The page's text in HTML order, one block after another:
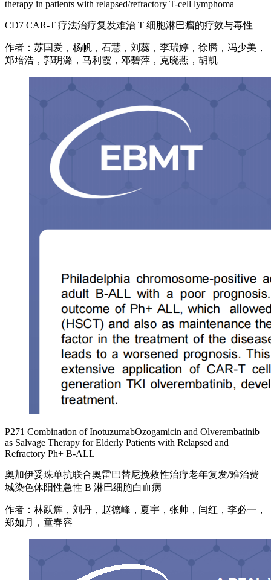
therapy in patients with relapsed/refractory T-cell lymphoma
CD7 CAR-T 疗法治疗复发难治 T 细胞淋巴瘤的疗效与毒性
作者：苏国爱，杨帆，石慧，刘蕊，李瑞婷，徐腾，冯少美，
郑培浩，郭玥潞，马利霞，邓碧萍，克晓燕，胡凯
P271 Combination of InotuzumabOzogamicin and Olverembatinib
as Salvage Therapy for Elderly Patients with Relapsed and
Refractory Ph+ B-ALL
奥加伊妥珠单抗联合奥雷巴替尼挽救性治疗老年复发/难治费
城染色体阳性急性 B 淋巴细胞白血病
作者：林跃辉，刘丹，赵德峰，夏宇，张帅，闫红，李必一，
郑如月，童春容